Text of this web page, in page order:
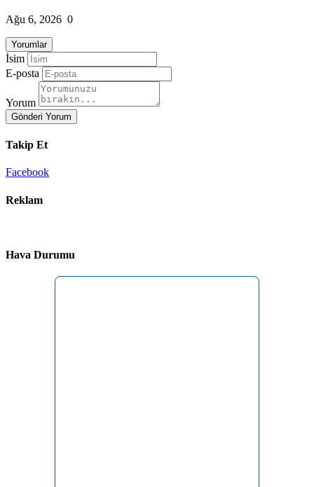
Ağu 6, 2026 0
Yorumlar
İsim
E-posta
Yorum
Gönderi Yorum
Takip Et
Facebook
Reklam
Hava Durumu